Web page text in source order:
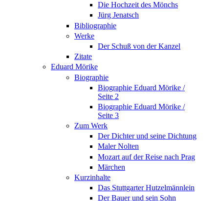
Die Hochzeit des Mönchs
Jürg Jenatsch
Bibliographie
Werke
Der Schuß von der Kanzel
Zitate
Eduard Mörike
Biographie
Biographie Eduard Mörike /
Seite 2
Biographie Eduard Mörike /
Seite 3
Zum Werk
Der Dichter und seine Dichtung
Maler Nolten
Mozart auf der Reise nach Prag
Märchen
Kurzinhalte
Das Stuttgarter Hutzelmännlein
Der Bauer und sein Sohn